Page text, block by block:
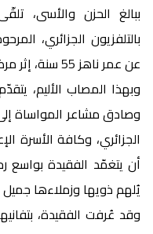
ببالغ الحزن والأسى،
بالتلفزيون الجزائري،
عن عمر ناهز 55 سنة، إثر مرض عضال.
وبهذا المصاب الأليم،
وصادق مشاعر المواساة
الجزائري، وكافة الأسرة
أن يتغمّد الفقيدة بواسع
يُلهم ذويها وزملاءها جميل
وقد عُرفت الفقيدة،